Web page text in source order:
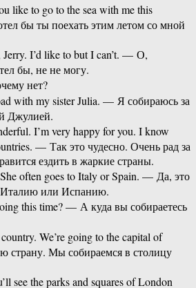
like to go to the sea with me this
бы ты поехать этим летом со мной
Jerry. I’d like to but I can’t. — О,
бы, не не могу.
нет?
with my sister Julia. — Я собираюсь за
Джулией.
I’m very happy for you. I know
— Так это чудесно. Очень рад за
ездить в жаркие страны.
She often goes to Italy or Spain. — Да, это
Италию или Испанию.
this time? — А куда вы собираетесь
We’re going to the capital of
страну. Мы собираемся в столицу
see the parks and squares of London